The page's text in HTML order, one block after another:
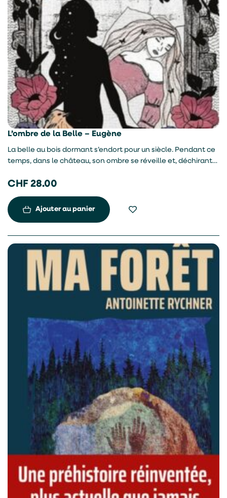
L’ombre de la Belle – Eugène
La belle au bois dormant s’endort pour un siècle. Pendant ce
temps, dans le château, son ombre se réveille et, déchirant
le début d’un aventure au cours de laquelle elle croise trois
merles philosophes, un savant extraordinaire, un dragon des
glaces et un prince. Partant du conte classique, ce roman
évoque l’identité.
CHF 28.00
Ajouter au panier